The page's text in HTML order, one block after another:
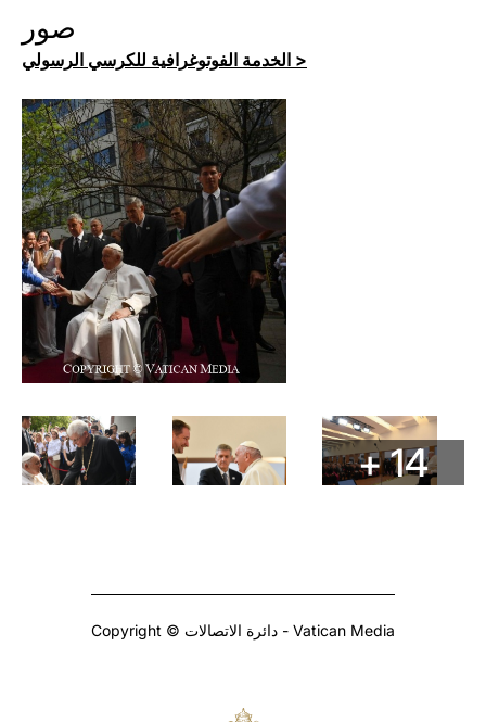
صور
الخدمة الفوتوغرافية للكرسي الرسولي >
+ 14
Copyright © دائرة الاتصالات - Vatican Media